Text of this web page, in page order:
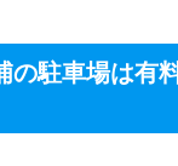
の駐車場は有